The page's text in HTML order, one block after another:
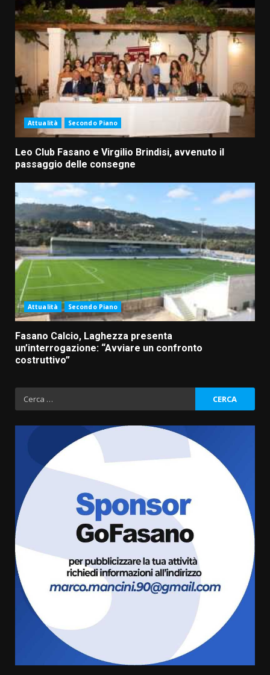
Attualità Secondo Piano
Leo Club Fasano e Virgilio Brindisi, avvenuto il
passaggio delle consegne
Attualità Secondo Piano
Fasano Calcio, Laghezza presenta
un’interrogazione: “Avviare un confronto
costruttivo”
Ricerca
per:
Cura dei beni comuni e
cittadinanza attiva: online
l’avviso per la gestione
condivisa della Villetta di
Laureto
6 Agosto 2026 06:20
La magia del Minareto e la prima
assoluta de “L’Albergo
Belvedere. Il rapimento”